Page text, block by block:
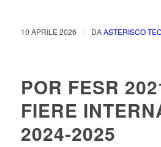
10 APRILE 2026 / DAASTERISCO
POR FESR
FIERE
2024-2025